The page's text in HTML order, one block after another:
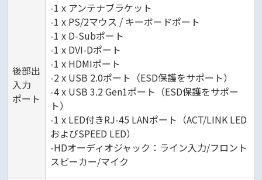
後部出
入力
ポート
-1 x アンテナブラケット
-1 x PS/2マウス / キーボードポート
-1 x D-Subポート
-1 x DVI-Dポート
-1 x HDMIポート
-2 x USB 2.0ポート（ESD保護をサポート）
-4 x USB 3.2 Gen1ポート（ESD保護をサポー
ト）
-1 x LED付きRJ-45 LANポート（ACT/LINK LED
およびSPEED LED）
-HDオーディオジャック：ライン入力/フロント
スピーカー/マイク